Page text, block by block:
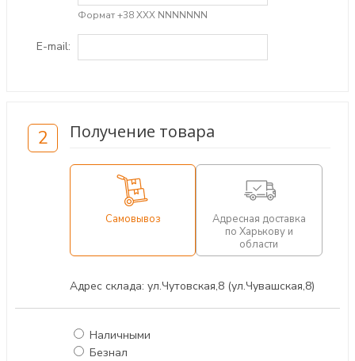
Формат +38 ХХХ NNNNNNN
E-mail:
2 Получение товара
Самовывоз
Адресная доставка
по Харькову и
области
Адрес склада: ул.Чутовская,8 (ул.Чувашская,8)
Наличными
Безнал